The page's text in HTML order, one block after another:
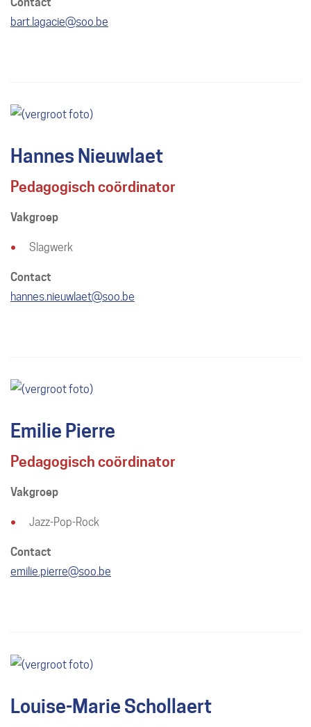
E-
bart.lagacie@soo.be
Hannes Nieuwlaet
Pedagogisch coördinator
Vakgroep
Slagwerk
Contact
E-
hannes.nieuwlaet@soo.be
Emilie Pierre
Pedagogisch coördinator
Vakgroep
Jazz-Pop-Rock
Contact
E-
emilie.pierre@soo.be
Louise-Marie Schollaert